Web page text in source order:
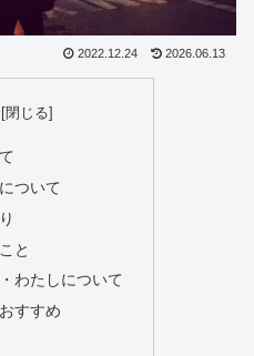
2022.12.24 2026.06.13
ついて
と
わたしについて
すすめ